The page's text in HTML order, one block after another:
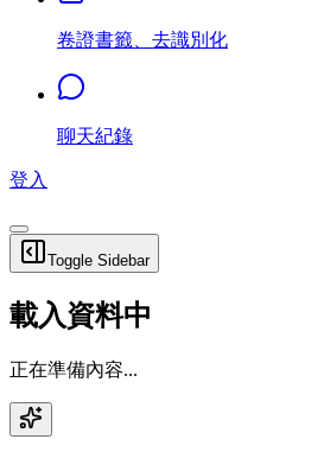
卷證書籤、去識別化
聊天紀錄
登入
Toggle Sidebar
載入資料中
正在準備內容...